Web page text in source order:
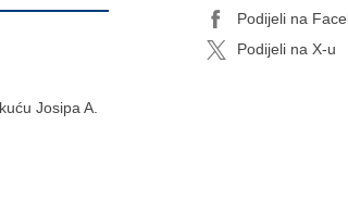
Josipa A.
Podijeli na
Podijeli na X-u